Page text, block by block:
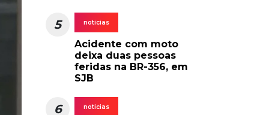
5 noticias
Acidente com moto
deixa duas pessoas
feridas na BR-356, em
SJB
6 noticias